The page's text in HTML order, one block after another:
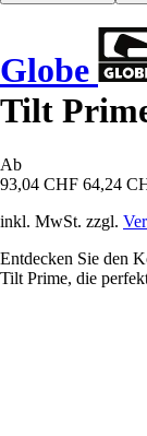
Globe
Tilt
Ab
93,04 CHF 64,24
inkl. MwSt. zzgl.
Entdecken Sie den
Tilt Prime, die